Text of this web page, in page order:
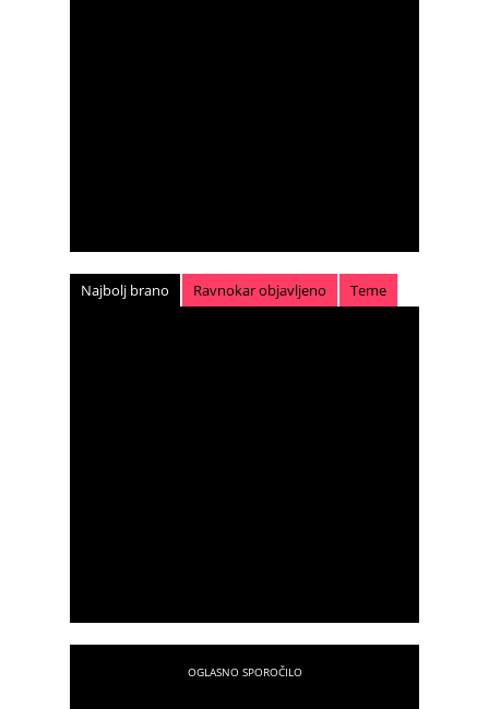
Najbolj brano Ravnokar objavljeno Teme